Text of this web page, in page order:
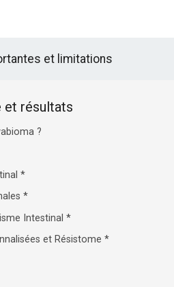
et limitations
et résultats
?
*
*
Intestinal*
et Résistome*